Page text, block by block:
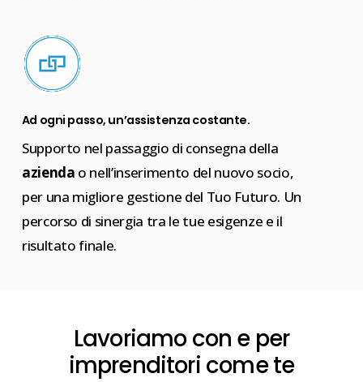
Ad ogni passo, un’assistenza costante.
Supporto nel passaggio di consegna della
azienda o nell’inserimento del nuovo socio,
per una migliore gestione del Tuo Futuro. Un
percorso di sinergia tra le tue esigenze e il
risultato finale.
Lavoriamo con e per
imprenditori come te